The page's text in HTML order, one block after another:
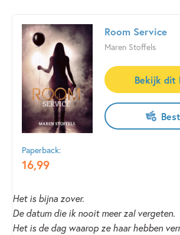
Paperback:
16,99
Room Service
Maren Stoffels
Bekijk dit
Het is bijna zover.
De datum die ik nooit meer zal vergeten.
Het is de dag waarop ze haar hebben